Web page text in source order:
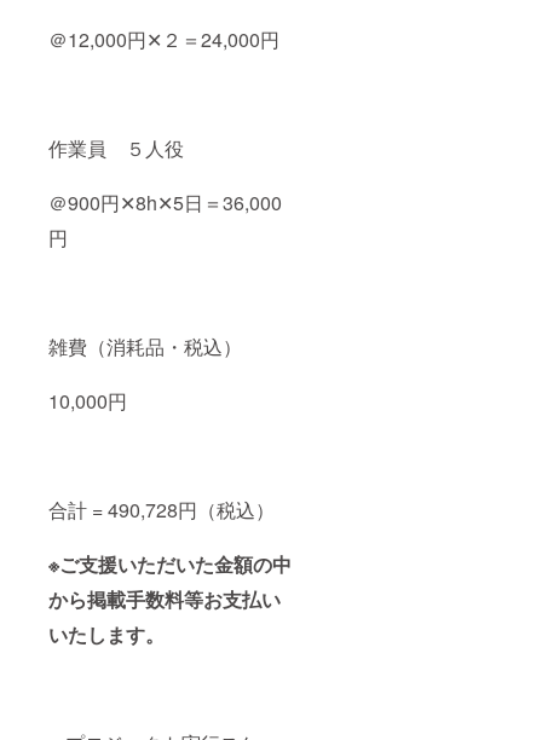
＠12,000円✕２＝24,000円
作業員 ５人役
＠900円✕8h✕5日＝36,000
円
雑費（消耗品・税込）
10,000円
合計 = 490,728円（税込）
※ご支援いただいた金額の中
から掲載手数料等お支払い
いたします。